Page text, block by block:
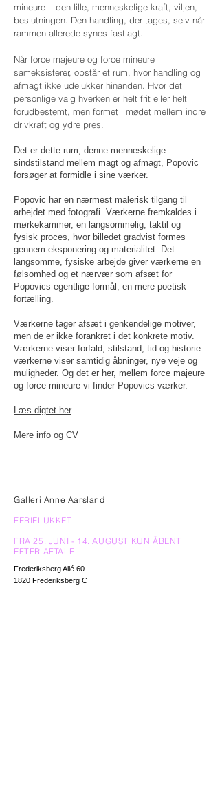
mineure – den lille, menneskelige kraft, viljen,
beslutningen. Den handling, der tages, selv når
rammen allerede synes fastlagt.
Når force majeure og force mineure
sameksisterer, opstår et rum, hvor handling og
afmagt ikke udelukker hinanden. Hvor det
personlige valg hverken er helt frit eller helt
forudbestemt, men formet i mødet mellem indre
drivkraft og ydre pres.
Det er dette rum, denne menneskelige
sindstilstand mellem magt og afmagt, Popovic
forsøger at formidle i sine værker.
Popovic har en nærmest malerisk tilgang til
arbejdet med fotografi. Værkerne fremkaldes i
mørkekammer, en langsommelig, taktil og
fysisk proces, hvor billedet gradvist formes
gennem eksponering og materialitet. Det
langsomme, fysiske arbejde giver værkerne en
følsomhed og et nærvær som afsæt for
Popovics egentlige formål, en mere poetisk
fortælling.
Værkerne tager afsæt i genkendelige motiver,
men de er ikke forankret i det konkrete motiv.
Værkerne viser forfald, stilstand, tid og historie.
værkerne viser samtidig åbninger, nye veje og
muligheder. Og det er her, mellem force majeure
og force mineure vi finder Popovics værker.
Læs digtet her
Mere info og CV
Galleri Anne Aarsland
FERIELUKKET
FRA 25. JUNI - 14. AUGUST KUN ÅBENT
EFTER AFTALE
Frederiksberg Allé 60
1820 Frederiksberg C